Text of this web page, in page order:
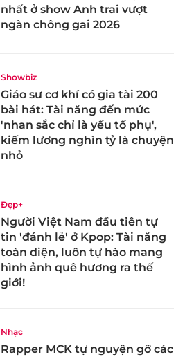
nhất ở show Anh trai vượt
ngàn chông gai 2026
Showbiz
Giáo sư cơ khí có gia tài 200
bài hát: Tài năng đến mức
'nhan sắc chỉ là yếu tố phụ',
kiếm lương nghìn tỷ là chuyện
nhỏ
Đẹp+
Người Việt Nam đầu tiên tự
tin 'đánh lẻ' ở Kpop: Tài năng
toàn diện, luôn tự hào mang
hình ảnh quê hương ra thế
giới!
Nhạc
Rapper MCK tự nguyện gỡ các